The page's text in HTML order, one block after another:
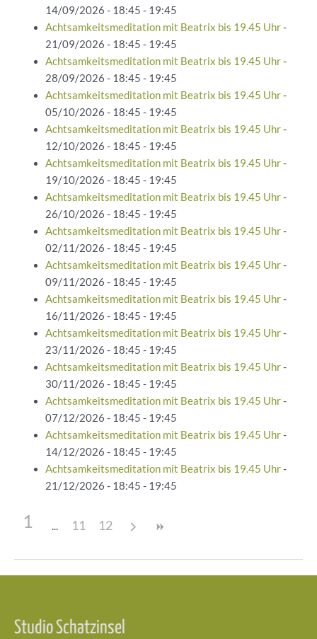
14/09/2026 - 18:45 - 19:45
Achtsamkeitsmeditation mit Beatrix bis 19.45 Uhr-
21/09/2026 - 18:45 - 19:45
Achtsamkeitsmeditation mit Beatrix bis 19.45 Uhr-
28/09/2026 - 18:45 - 19:45
Achtsamkeitsmeditation mit Beatrix bis 19.45 Uhr-
05/10/2026 - 18:45 - 19:45
Achtsamkeitsmeditation mit Beatrix bis 19.45 Uhr-
12/10/2026 - 18:45 - 19:45
Achtsamkeitsmeditation mit Beatrix bis 19.45 Uhr-
19/10/2026 - 18:45 - 19:45
Achtsamkeitsmeditation mit Beatrix bis 19.45 Uhr-
26/10/2026 - 18:45 - 19:45
Achtsamkeitsmeditation mit Beatrix bis 19.45 Uhr-
02/11/2026 - 18:45 - 19:45
Achtsamkeitsmeditation mit Beatrix bis 19.45 Uhr-
09/11/2026 - 18:45 - 19:45
Achtsamkeitsmeditation mit Beatrix bis 19.45 Uhr-
16/11/2026 - 18:45 - 19:45
Achtsamkeitsmeditation mit Beatrix bis 19.45 Uhr-
23/11/2026 - 18:45 - 19:45
Achtsamkeitsmeditation mit Beatrix bis 19.45 Uhr-
30/11/2026 - 18:45 - 19:45
Achtsamkeitsmeditation mit Beatrix bis 19.45 Uhr-
07/12/2026 - 18:45 - 19:45
Achtsamkeitsmeditation mit Beatrix bis 19.45 Uhr-
14/12/2026 - 18:45 - 19:45
Achtsamkeitsmeditation mit Beatrix bis 19.45 Uhr-
21/12/2026 - 18:45 - 19:45
1 11 12
Studio Schatzinsel